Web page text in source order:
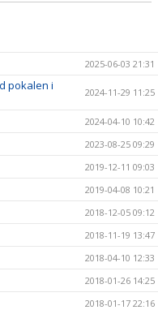
2025-06-03 21:31
pokalen i
2024-11-29 11:25
2024-04-10 10:42
2023-08-25 09:29
2019-12-11 09:03
2019-04-08 10:21
2018-12-05 09:12
2018-11-19 13:47
2018-04-10 12:33
2018-01-26 14:25
2018-01-17 22:16